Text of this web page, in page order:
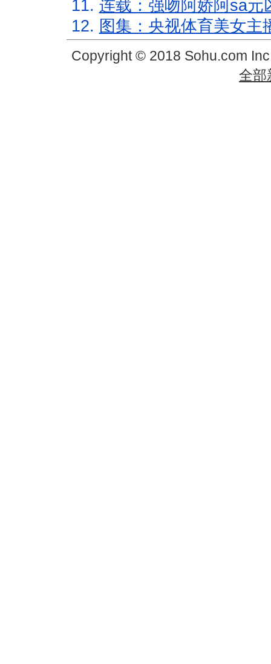
11. 连载：强吻阿娇阿sa元
12. 图集：央视体育美女主
Copyright © 2018 Sohu.com
全部